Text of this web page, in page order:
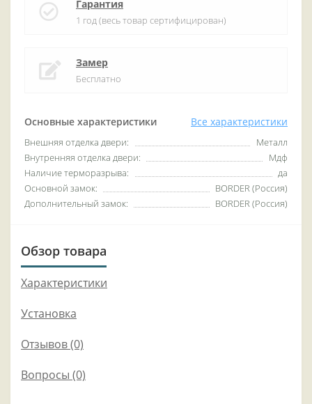
Основные характеристики Все характеристики
Внешняя отделка двери:
Металл
Внутренняя отделка двери:
Мдф
Наличие терморазрыва:
да
Основной замок:
BORDER (Россия)
Дополнительный замок:
BORDER (Россия)
Гарантия
1 год (весь товар сертифицирован)
Замер
Бесплатно
Обзор товара
Характеристики
Установка
Отзывов (0)
Вопросы (0)